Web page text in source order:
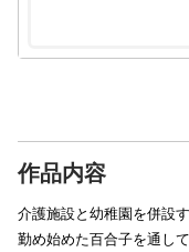
作品内容
介護施設と幼稚園を併設
勤め始めた百合子を通し